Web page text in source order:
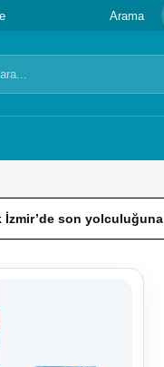
Arama
yolculuğuna uğurlandı